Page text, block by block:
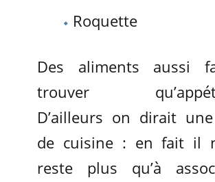
Roquette
Des aliments aussi
trouver
D’ailleurs on dirait
de cuisine : en fait il
reste plus qu’à